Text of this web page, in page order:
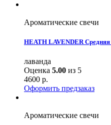
Ароматические свечи
HEATH LAVENDER Средняя
лаванда
Оценка 5.00 из 5
4600 р.
Оформить предзаказ
Ароматические свечи